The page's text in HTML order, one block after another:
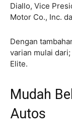
Diallo, Vice
Motor Co., Inc.
Dengan
varian mulai
Elite.
Mudah
Autos